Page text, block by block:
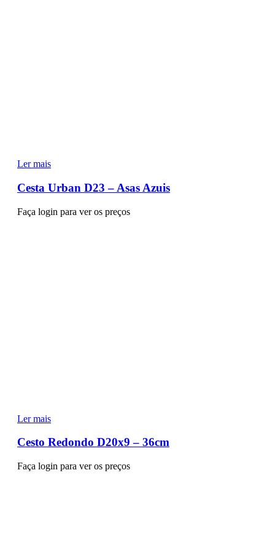
Ler mais
Cesta Urban D23 – Asas Azuis
Faça login para ver os preços
Ler mais
Cesto Redondo D20x9 – 36cm
Faça login para ver os preços